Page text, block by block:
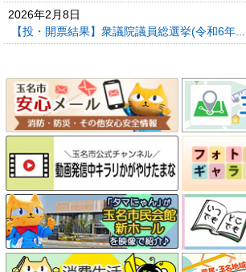
2026年2月8日
【投・開票結果】衆議院議員総選挙(令和6年...